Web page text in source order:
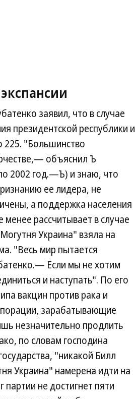
заявил, что в случае
президентской республики и
225. "Большинство
объяснил Ъ
2002 год.—Ъ) и знаю, что
ее лидера, не
а поддержка населения
рассчитывает в случае
Украина" взяла на
"Весь мир пытается
Если мы не хотим
и наступать". По его
вакцин против рака и
зарабатывающие
незначительно продлить
по словам господина
"никакой Билл
Украина" намерена идти на
не достигнет пяти